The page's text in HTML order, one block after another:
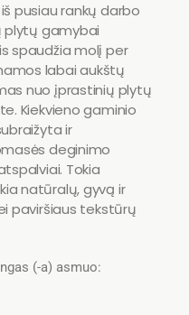
pusiau rankų darbo
plytų gamybai
spaudžia molį per
labai aukštų
nuo įprastinių plytų
Kiekvieno gaminio
ir
deginimo
Tokia
natūralų, gyvą ir
paviršiaus tekstūrų
(-a) asmuo: